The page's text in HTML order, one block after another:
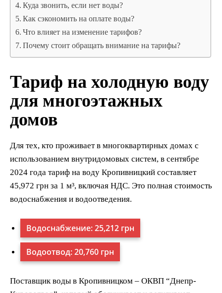
Куда звонить, если нет воды?
Как сэкономить на оплате воды?
Что влияет на изменение тарифов?
Почему стоит обращать внимание на тарифы?
Тариф на холодную воду
для многоэтажных
домов
Для тех, кто проживает в многоквартирных домах с
использованием внутридомовых систем, в сентябре
2024 года тариф на воду Кропивницкий составляет
45,972 грн за 1 м³, включая НДС. Это полная стоимость
водоснабжения и водоотведения.
Водоснабжение: 25,212 грн
Водоотвод: 20,760 грн
Поставщик воды в Кропивницком – ОКВП “Днепр-